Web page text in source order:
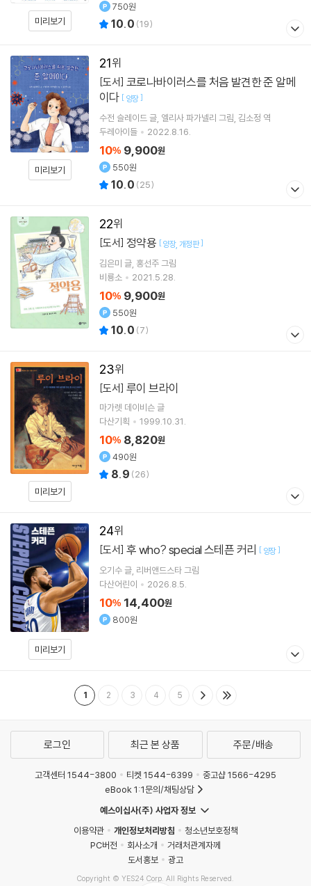
미리보기
750원
10.0 (19)
21
미리보기
[도서]
이다 [ 양장]
수전 슬레이드글 엘리사 파가넬리 그림 김소정 역
두레아이들
2022.8.16.
10% 9,900원
550원
10.0 (25)
22
[도서] 정약용 [양장 개정판]
김은미 글 홍선주그림
비룡소
2021.5.28.
10% 9,900원
550원
10.0 (7)
23
미리보기
[도서] 루이 브라이
마가렛 데이비슨글
다산기획
1999.10.31.
10% 8,820원
490원
8.9 (26)
24
미리보기
[도서] 후 who? special 스테픈 커리 [ 양장]
오기수글 리버앤드스타그림
다산어린이
2026.8.5.
10% 14,400원
800원
1 2 3 4 5
로그인 최근 본 상품 주문/배송
고객센터 1544-3800 티켓 1544-6399
중고샵 1566-4295
eBook 1:1문의/채팅상담
예스이십사(주) 사업자 정보
이용약관
개인정보처리방침
청소년보호정책
PC버전
회사소개
거래처관계자께
도서홍보
광고
Copyright © YES24 Corp. All Rights Reserved.